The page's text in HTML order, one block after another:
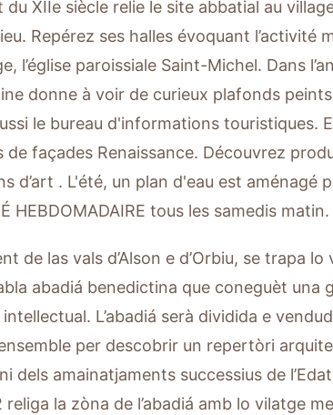
du XIIe siècle relie le site abbatial au
Repérez ses halles évoquant
l’église paroissiale Saint-Michel. Dans
donne à voir de curieux plafonds
le bureau d'informations touristiques.
de façades Renaissance. Découvrez
d’art . L'été, un plan d'eau est aménagé
HEBDOMADAIRE tous les samedis matin.
de las vals d’Alson e d’Orbiu, se trapa lo
abadiá benedictina que coneguèt una
L’abadiá serà dividida e
per descobrir un repertòri
dels amainatjaments successius de
religa la zòna de l’abadiá amb lo vilatge